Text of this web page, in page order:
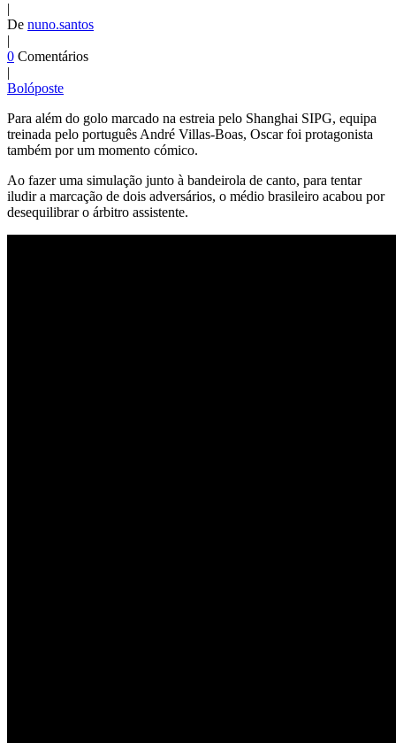
|
De nuno.santos
|
0 Comentários
|
Bolóposte
Para além do golo marcado na estreia pelo Shanghai SIPG, equipa
treinada pelo português André Villas-Boas, Oscar foi protagonista
também por um momento cómico.
Ao fazer uma simulação junto à bandeirola de canto, para tentar
iludir a marcação de dois adversários, o médio brasileiro acabou por
desequilibrar o árbitro assistente.